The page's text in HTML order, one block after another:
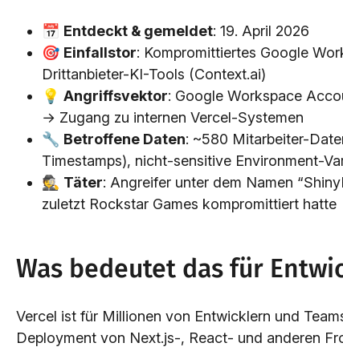
📅 Entdeckt & gemeldet: 19. April 2026
🎯 Einfallstor: Kompromittiertes Google
Drittanbieter-KI-Tools (Context.ai)
💡 Angriffsvektor: Google Workspace
→ Zugang zu internen Vercel-Systemen
🔧 Betroffene Daten: ~580 Mitarbeiter-
Timestamps), nicht-sensitive Environment-
🕵️ Täter: Angreifer unter dem Namen
zuletzt Rockstar Games kompromittiert hatte
Was bedeutet das für
Vercel ist für Millionen von Entwicklern und
Deployment von Next.js-, React- und anderen